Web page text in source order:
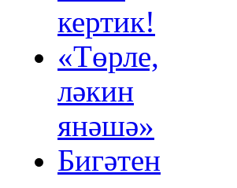
кертик!
«Төрле,
ләкин
янәшә»
Бигәтен